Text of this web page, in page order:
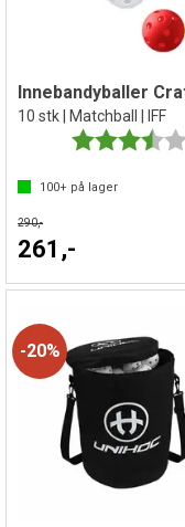
10 stk | Matchball | IFF
Karakter:
100+ på lager
290,-
261,-
20%